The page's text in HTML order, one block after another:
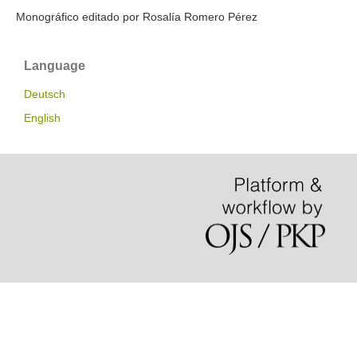
Monográfico editado por Rosalía Romero Pérez
Language
Deutsch
English